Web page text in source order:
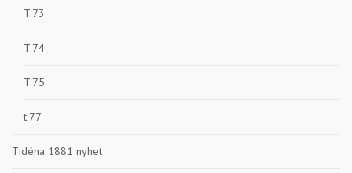
T.73
T.74
T.75
t.77
Tidéna 1881 nyhet